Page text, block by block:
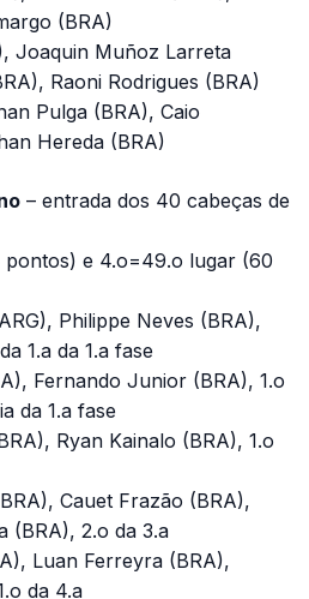
(BRA)
Joaquin Muñoz Larreta
Raoni Rodrigues (BRA)
Pulga (BRA), Caio
Hereda (BRA)
– entrada dos 40 cabeças de
e 4.o=49.o lugar (60
Philippe Neves (BRA),
1.a da 1.a fase
Fernando Junior (BRA), 1.o
da 1.a fase
Ryan Kainalo (BRA), 1.o
Cauet Frazão (BRA),
(BRA), 2.o da 3.a
Luan Ferreyra (BRA),
da 4.a